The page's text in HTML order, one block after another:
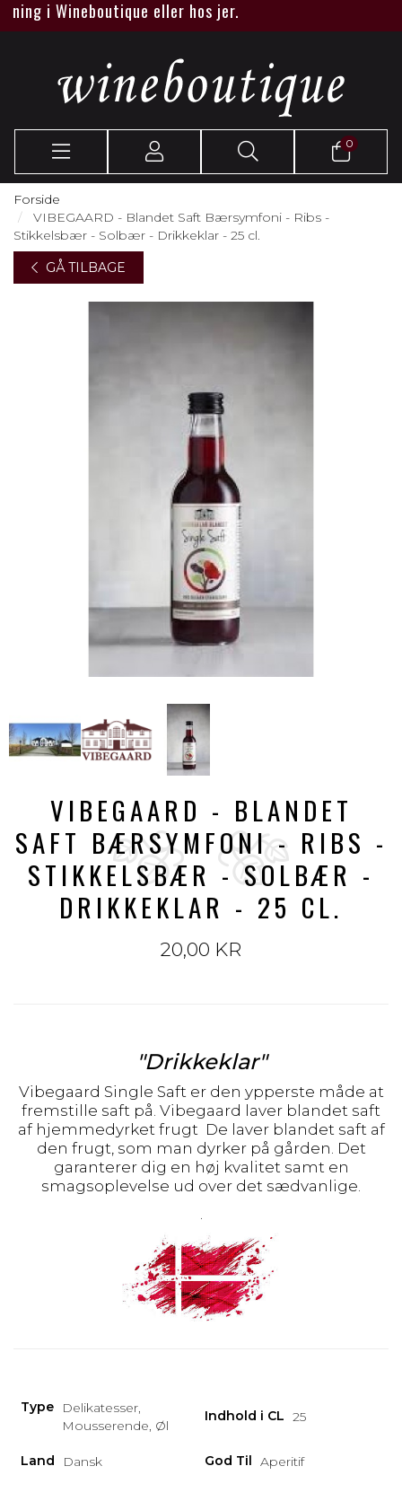
i Wineboutique eller hos jer.
0
Forside
VIBEGAARD - Blandet Saft Bærsymfoni - Ribs -
Stikkelsbær - Solbær - Drikkeklar - 25 cl.
GÅ TILBAGE
VIBEGAARD - BLANDET
SAFT BÆRSYMFONI - RIBS -
STIKKELSBÆR - SOLBÆR -
DRIKKEKLAR - 25 CL.
20,00 KR
"Drikkeklar"
Vibegaard Single Saft er den ypperste måde at
fremstille saft på. Vibegaard laver blandet saft
af hjemmedyrket frugt De laver blandet saft af
den frugt, som man dyrker på gården. Det
garanterer dig en høj kvalitet samt en
smagsoplevelse ud over det sædvanlige.
.
Type
Delikatesser,
Mousserende, Øl
Indhold i CL 25
Land Dansk God Til Aperitif